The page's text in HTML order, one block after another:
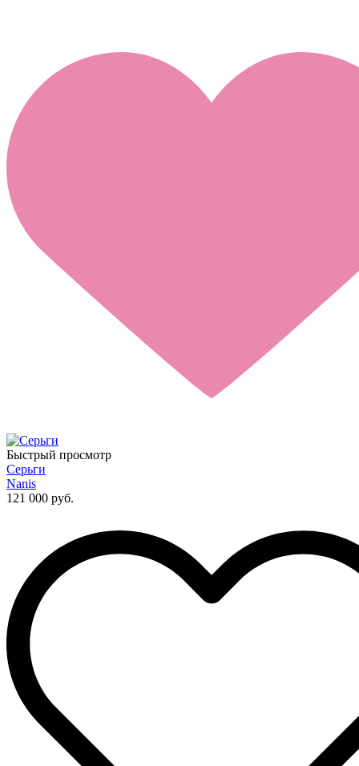
Быстрый просмотр
Серьги
Nanis
121 000 руб.